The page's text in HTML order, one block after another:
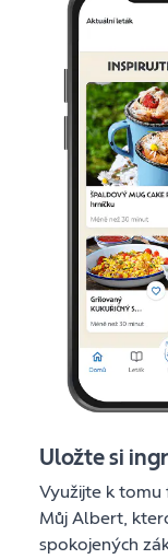
Uložte si
Využijte k tomu
Můj Albert,
spokojených